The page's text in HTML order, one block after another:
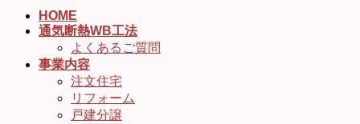
HOME
通気断熱WB工法
よくあるご質問
事業内容
注文住宅
リフォーム
戸建分譲